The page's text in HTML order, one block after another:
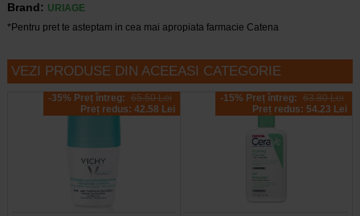
Brand: URIAGE
*Pentru pret te asteptam in cea mai apropiata farmacie Catena
VEZI PRODUSE DIN ACEEASI CATEGORIE
-35% Preț întreg: 65.50 Lei
Preț redus: 42.58 Lei
-15% Preț întreg: 63.80 Lei
Preț redus: 54.23 Lei